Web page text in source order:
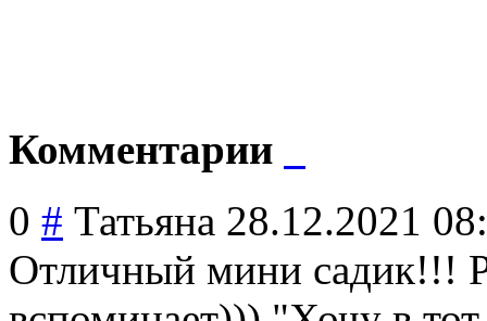
Комментарии
0 # Татьяна 28.12.2021
Отличный мини садик!!!